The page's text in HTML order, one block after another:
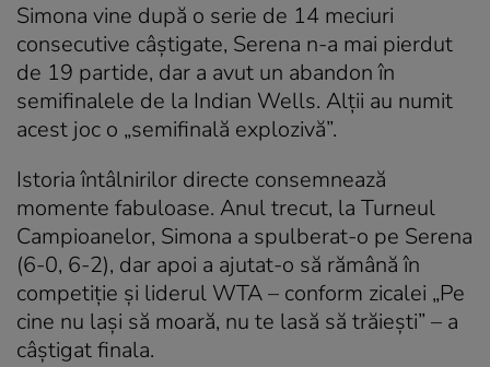
Simona vine după o serie de 14 meciuri
consecutive câştigate, Serena n-a mai pierdut
de 19 partide, dar a avut un abandon în
semifinalele de la Indian Wells. Alţii au numit
acest joc o „semifinală explozivă”.
Istoria întâlnirilor directe consemnează
momente fabuloase. Anul trecut, la Turneul
Campioanelor, Simona a spulberat-o pe Serena
(6-0, 6-2), dar apoi a ajutat-o să rămână în
competiţie şi liderul WTA – conform zicalei „Pe
cine nu laşi să moară, nu te lasă să trăieşti” – a
câştigat finala.